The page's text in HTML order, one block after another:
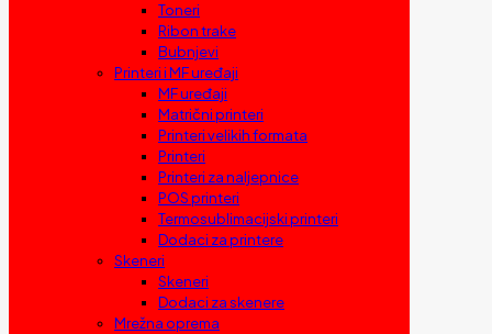
Toneri
Ribon trake
Bubnjevi
Printeri i MF uređaji
MF uređaji
Matrični printeri
Printeri velikih formata
Printeri
Printeri za naljepnice
POS printeri
Termosublimacijski printeri
Dodaci za printere
Skeneri
Skeneri
Dodaci za skenere
Mrežna oprema